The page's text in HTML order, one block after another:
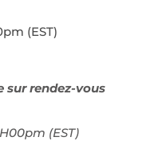
(EST)
sur rendez-vous
(EST)